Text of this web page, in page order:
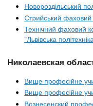
Новороздільський
Стрийський фаховий
Технічний фаховий
"Львівська
Николаевская
Вище професійне
Вище професійне
Вознесенский